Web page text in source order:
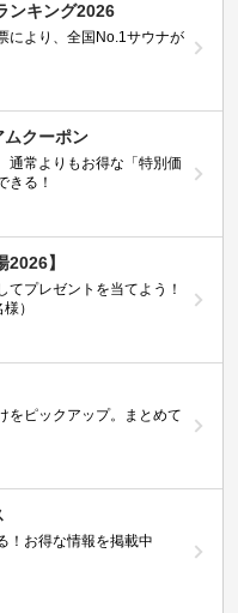
ンキング2026
により、全国No.1サウナが
ムクーポン
常よりもお得な「特別価
きる！
2026】
てプレゼントを当てよう！
）
をピックアップ。まとめて
！お得な情報を掲載中